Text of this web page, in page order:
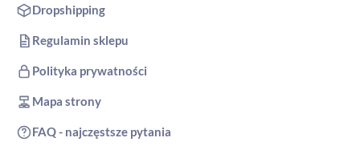
Dropshipping
Regulamin sklepu
Polityka prywatności
Mapa strony
FAQ - najczęstsze pytania